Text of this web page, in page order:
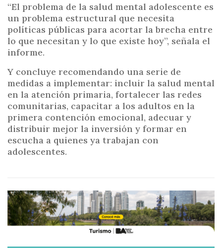
“El problema de la salud mental adolescente es
un problema estructural que necesita
políticas públicas para acortar la brecha entre
lo que necesitan y lo que existe hoy”, señala el
informe.
Y concluye recomendando una serie de
medidas a implementar: incluir la salud mental
en la atención primaria, fortalecer las redes
comunitarias, capacitar a los adultos en la
primera contención emocional, adecuar y
distribuir mejor la inversión y formar en
escucha a quienes ya trabajan con
adolescentes.